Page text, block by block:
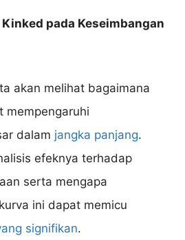
pada Keseimbangan
akan melihat bagaimana
mempengaruhi
dalam jangka panjang.
efeknya terhadap
serta mengapa
ini dapat memicu
signifikan.